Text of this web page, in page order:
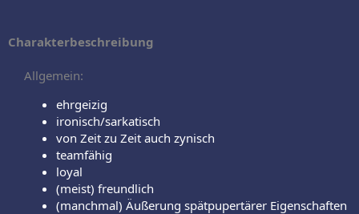
Charakterbeschreibung
Allgemein:
ehrgeizig
ironisch/sarkatisch
von Zeit zu Zeit auch zynisch
teamfähig
loyal
(meist) freundlich
(manchmal) Äußerung spätpupertärer Eigenschaften